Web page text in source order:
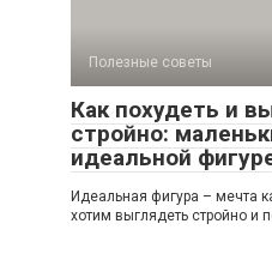
Полезные советы
Как похудеть и
стройно:
идеальной
Идеальная фигура – мечта
хотим выглядеть стройно и